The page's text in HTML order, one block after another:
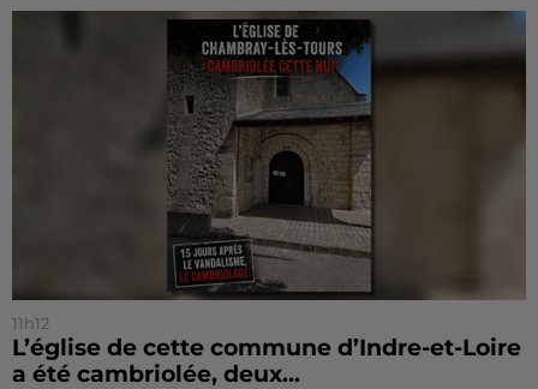
11h12
L’église de cette commune d’Indre-et-Loire
a été cambriolée, deux...